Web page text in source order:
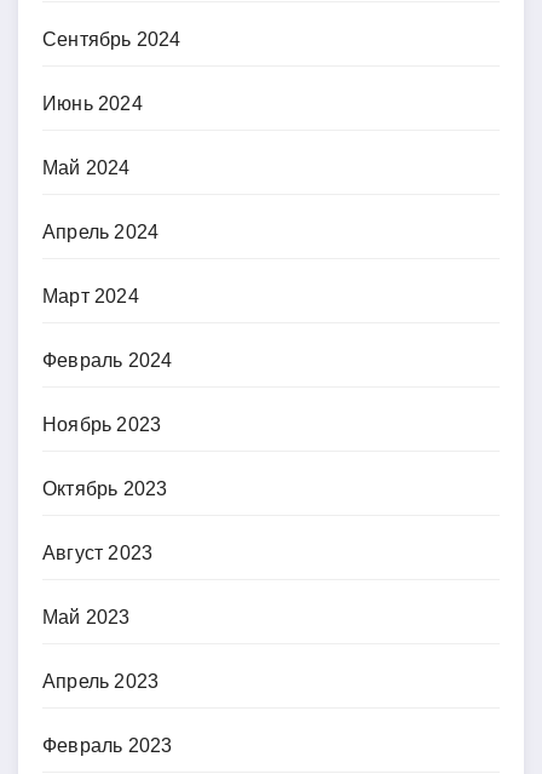
Сентябрь 2024
Июнь 2024
Май 2024
Апрель 2024
Март 2024
Февраль 2024
Ноябрь 2023
Октябрь 2023
Август 2023
Май 2023
Апрель 2023
Февраль 2023